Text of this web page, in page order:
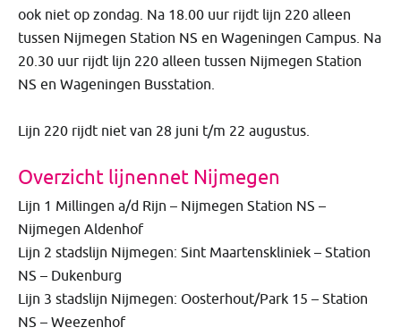
ook niet op zondag. Na 18.00 uur rijdt lijn 220 alleen
tussen Nijmegen Station NS en Wageningen Campus. Na
20.30 uur rijdt lijn 220 alleen tussen Nijmegen Station
NS en Wageningen Busstation.
Lijn 220 rijdt niet van 28 juni t/m 22 augustus.
Overzicht lijnennet Nijmegen
Lijn 1 Millingen a/d Rijn – Nijmegen Station NS –
Nijmegen Aldenhof
Lijn 2 stadslijn Nijmegen: Sint Maartenskliniek – Station
NS – Dukenburg
Lijn 3 stadslijn Nijmegen: Oosterhout/Park 15 – Station
NS – Weezenhof